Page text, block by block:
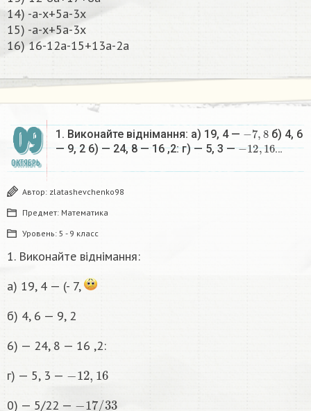
14) -a-x+5a-3x
15) -a-x+5a-3x
16) 16-12a-15+13a-2a​
09
ОКТЯБРЬ
1. Виконайте віднімання: a) 19, 4 — − 7,8 б) 4, 6
— 9, 2 6) — 24, 8 — 16 ,2: г) — 5, 3 —
12,16 …
Автор: zlatashevchenko98
Предмет: Математика
Уровень: 5 - 9 класс
1. Виконайте віднімання:
a) 19, 4 — (- 7,
б) 4, 6 — 9, 2
6) — 24, 8 — 16 ,2:
г) — 5, 3 —
12, 16
0) — 5/22 — 17/ 33